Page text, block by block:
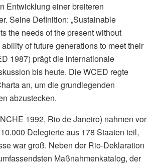
Entwicklung einer breiteren
Seine Definition: „Sustainable
the needs of the present without
of future generations to meet their
1987) prägt die internationale
bis heute. Die WCED regte
an, um die grundlegenden
abzustecken.
1992, Rio de Janeiro) nahmen vor
Delegierte aus 178 Staaten teil,
war groß. Neben der Rio-Deklaration
Maßnahmenkatalog, der